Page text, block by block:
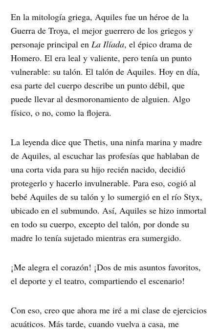
En la mitología griega, Aquiles fue un héroe de la
Guerra de Troya, el mejor guerrero de los griegos y
personaje principal en La Ilíada, el épico drama de
Homero. El era leal y valiente, pero tenía un punto
vulnerable: su talón. El talón de Aquiles. Hoy en día,
esa parte del cuerpo describe un punto débil, que
puede llevar al desmoronamiento de alguien. Algo
físico, o no, como la flojera.
La leyenda dice que Thetis, una ninfa marina y madre
de Aquiles, al escuchar las profesías que hablaban de
una corta vida para su hijo recién nacido, decidió
protegerlo y hacerlo invulnerable. Para eso, cogió al
bebé Aquiles de su talón y lo sumergió en el río Styx,
ubicado en el submundo. Así, Aquiles se hizo inmortal
en todo su cuerpo, excepto del talón, por donde su
madre lo tenía sujetado mientras era sumergido.
¡Me alegra el corazón! ¡Dos de mis asuntos favoritos,
el deporte y el teatro, compartiendo el escenario!
Con eso, creo que ahora me iré a mi clase de ejercicios
acuáticos. Más tarde, cuando vuelva a casa, me